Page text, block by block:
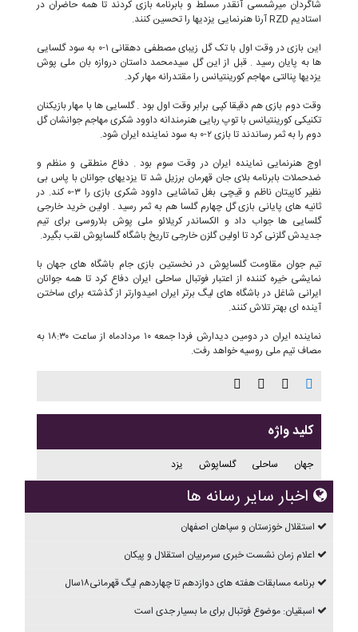
شاگردان میرشمسی آنقدر مسلط و بابرنامه بازی کردند تا همه حاضران در
استادیم RZD آرنا هنرنمایی یزدیها را تحسین کنند.
این بازی در وقت اول با تک گل زیبای مصطفی دهقانی ۱-۰ به سود گلسایی
ها به پایان رسید . قبل از این گل سیدمحمد داستان دروازه بان ملی پوش
یزدیها پنالتی مهاجم کورینتیانس را مقتدرانه مهار کرد.
وقت دوم بازی هم دقیقا کپی برابر وقت اول بود . گلسایی ها با مهار بازیکنان
تکنیکی کورینتیانس با توپ ربایی هنرمندانه داوود شکری مهاجم جوانشان گل
دوم را به ثمر رساندند تا بازی ۲-۰ به سود نماینده ایران شود.
اوج هنرنمایی نماینده ایران در وقت سوم بود . دفاع منطقی و منظم و
ضدحملات بابرنامه بلای جان قهرمان برزیل شد تا یزدیهای جوانان با پاس بی
نظیر کاپیتان ناظم و قیچی بغل تماشایی داوود شکری بازی را ۳-۰ کند. در
ثانیه های پایانی بازی گل چهارم گلسا هم به ثمر رسید . اولین خرید خارجی
گلسایی ها جواب داد و الکساندر کریلائو ملی پوش بلاروسی برای تیم
جدیدش گلزنی کرد تا اولین گلزن خارجی تاریخ باشگاه گلساپوش لقب بگیرد.
تیم جوان مقاومت گلساپوش در نخستین بازی جام باشگاه های جهان با
نمایشی خیره کننده از اعتبار فوتبال ساحلی ایران دفاع کرد تا همه جوانان
ایرانی شاغل در باشگاه های لیگ برتر ایران امیدوارتر از گذشته برای ساختن
آینده ای بهتر تلاش کنند.
نماینده ایران در دومین دیدارش فردا جمعه ۱۰ مردادماه از ساعت ۱۸:۳۰ به
مصاف تیم ملی روسیه خواهد رفت.
کلید واژه
جهان ساحلی گلساپوش یزد
اخبار سایر رسانه ها
استقلال خوزستان و سپاهان اصفهان
اعلام زمان نشست خبری سرمربیان استقلال و پیکان
برنامه مسابقات هفته های دوازدهم تا چهاردهم ليگ قهرمانی۱۸سال
اسبقیان: موضوع فوتبال برای ما بسیار جدی است